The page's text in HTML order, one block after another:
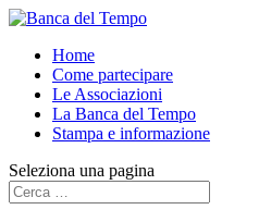
Home
Come partecipare
Le Associazioni
La Banca del Tempo
Stampa e informazione
Seleziona una pagina